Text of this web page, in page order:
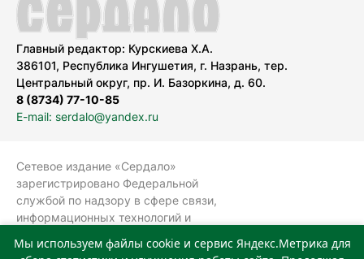
Главный редактор: Курскиева Х.А.
386101, Республика Ингушетия, г. Назрань, тер.
Центральный округ, пр. И. Базоркина, д. 60.
8 (8734) 77-10-85
E-mail: serdalo@yandex.ru
Сетевое издание «Сердало»
зарегистрировано Федеральной
службой по надзору в сфере связи,
информационных технологий и
(Роскомнадзор).
Мы используем файлы cookie и сервис Яндекс.Метрика для